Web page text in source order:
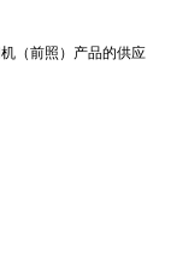
（前照）产品的供应